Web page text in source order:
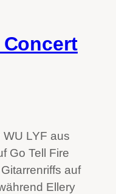
Concert
WU LYF aus
Go Tell Fire
auf
Ellery